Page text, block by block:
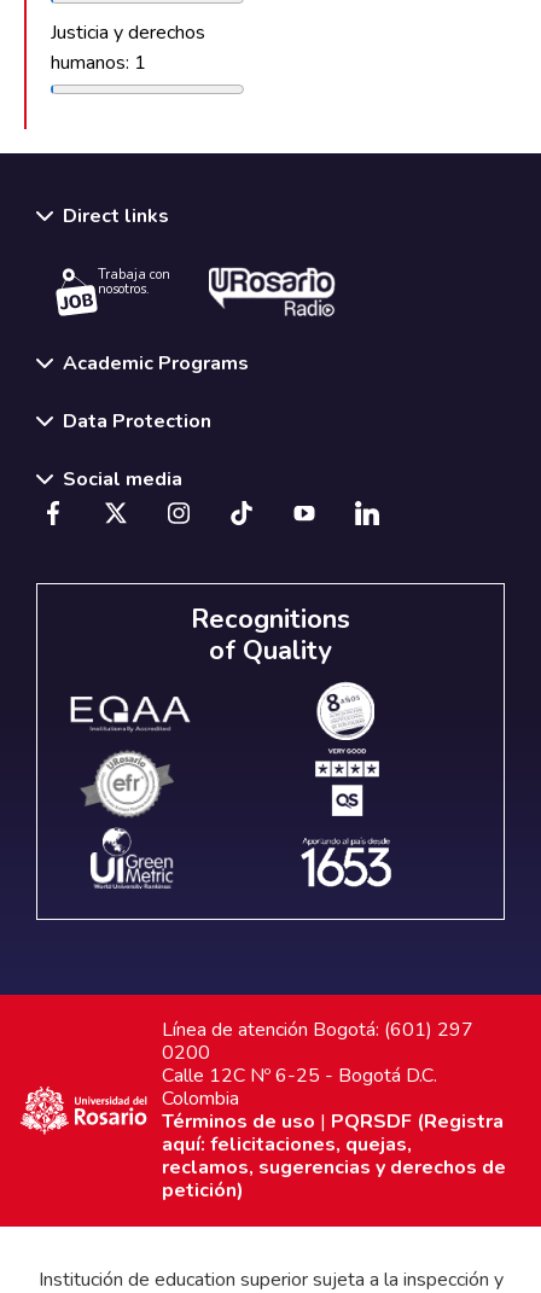
Justicia y derechos
humanos: 1
Direct links
Trabaja con
nosotros.
Academic Programs
Data Protection
Social media
Recognitions
of Quality
Línea de atención Bogotá: (601) 297
0200
Calle 12C Nº 6-25 - Bogotá D.C.
Colombia
Términos de uso | PQRSDF (Registra
aquí: felicitaciones, quejas,
reclamos, sugerencias y derechos de
petición)
Institución de education superior sujeta a la inspección y